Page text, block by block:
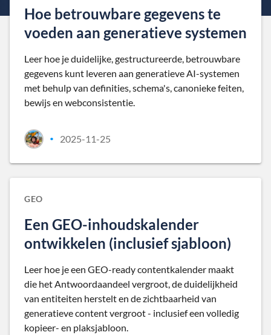
Hoe betrouwbare gegevens te
voeden aan generatieve systemen
Leer hoe je duidelijke, gestructureerde, betrouwbare
gegevens kunt leveren aan generatieve AI-systemen
met behulp van definities, schema's, canonieke feiten,
bewijs en webconsistentie.
• 2025-11-25
GEO
Een GEO-inhoudskalender
ontwikkelen (inclusief sjabloon)
Leer hoe je een GEO-ready contentkalender maakt
die het Antwoordaandeel vergroot, de duidelijkheid
van entiteiten herstelt en de zichtbaarheid van
generatieve content vergroot - inclusief een volledig
kopieer- en plaksjabloon.